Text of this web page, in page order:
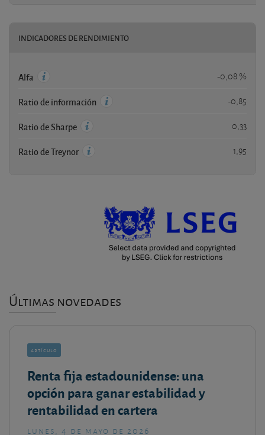
INDICADORES DE RENDIMIENTO
Alfa -0,08 %
Ratio de información -0,85
Ratio de Sharpe 0,33
Ratio de Treynor 1,95
Últimas novedades
artículo
Renta fija estadounidense: una
opción para ganar estabilidad y
rentabilidad en cartera
lunes, 4 de mayo de 2026